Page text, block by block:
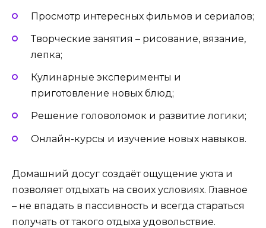
Просмотр интересных фильмов и сериалов;
Творческие занятия – рисование, вязание,
лепка;
Кулинарные эксперименты и
приготовление новых блюд;
Решение головоломок и развитие логики;
Онлайн-курсы и изучение новых навыков.
Домашний досуг создаёт ощущение уюта и
позволяет отдыхать на своих условиях. Главное
– не впадать в пассивность и всегда стараться
получать от такого отдыха удовольствие.